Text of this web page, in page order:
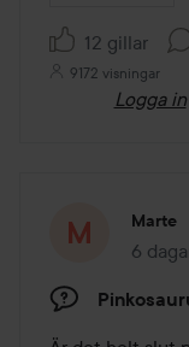
12 gillar
9172 visningar
Logga in
Marte
6